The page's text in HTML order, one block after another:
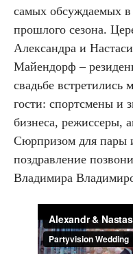
самых обсуждаемых в
прошлого сезона.
Александра и
Майендорф –
свадьбе встретились
гости: спортсмены и
бизнеса, режиссеры,
Сюрпризом для пары
поздравление
Владимира